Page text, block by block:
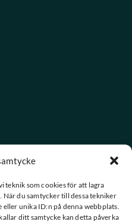
teknik som cookies för att lagra
du samtycker till dessa tekniker
eller unika ID:n på denna webbplats.
ditt samtycke kan detta påverka